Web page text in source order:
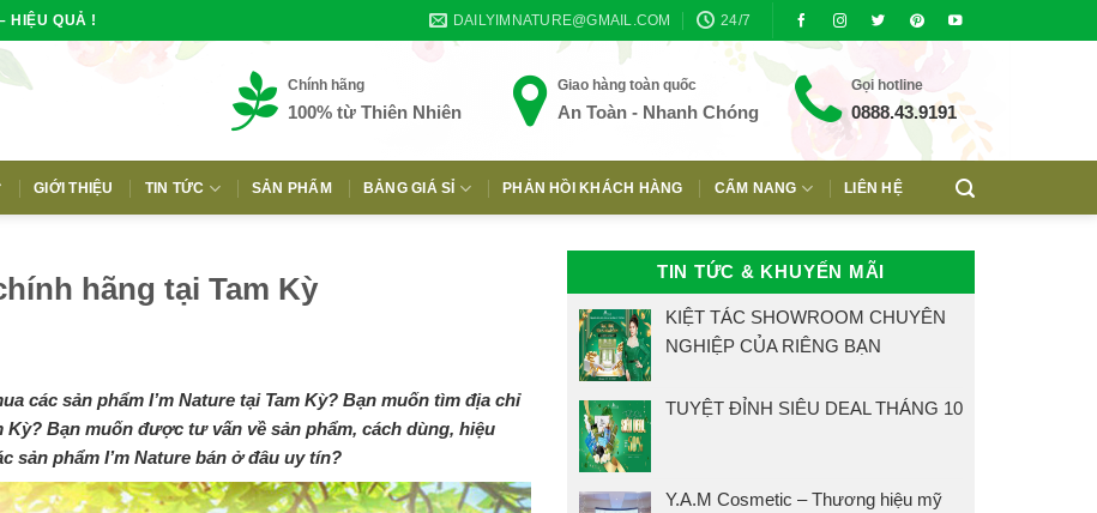
HIỆU QUẢ ! DAILYIMNATURE@GMAIL.COM 24/7
Chính hãng
100% từ Thiên Nhiên
Giao hàng toàn quốc
An Toàn - Nhanh Chóng
Gọi hotline
0888.43.9191
GIỚI THIỆU TIN TỨC SẢN PHẨM BẢNG GIÁ SỈ PHẢN HỒI KHÁCH HÀNG CẨM NANG LIÊN HỆ
hãng tại Tam Kỳ
các sản phẩm I’m Nature tại Tam Kỳ? Bạn muốn tìm địa chỉ
Bạn muốn được tư vấn về sản phẩm, cách dùng, hiệu
sản phẩm I’m Nature bán ở đâu uy tín?
TIN TỨC & KHUYẾN MÃI
KIỆT TÁC SHOWROOM CHUYÊN
NGHIỆP CỦA RIÊNG BẠN
TUYỆT ĐỈNH SIÊU DEAL THÁNG 10
Y.A.M Cosmetic – Thương hiệu mỹ